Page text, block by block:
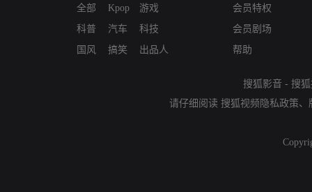
全部
科普
国风
Kpop
汽车
搞笑
游戏
科技
出品人
会员特权
会员剧场
帮助
搜狐影音 - 搜
请仔细阅读 搜狐视频隐私政策、